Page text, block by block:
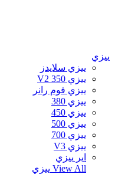
ييزي
ييزي سلايدز
ييزي 350 V2
ييزي فوم رانر
ييزي 380
ييزي 450
ييزي 500
ييزي 700
ييزي V3
اير ييزي
View All ييزي